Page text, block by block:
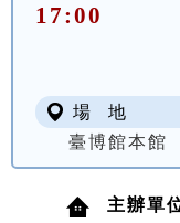
17:00
場 地
臺博館本館
主辦單